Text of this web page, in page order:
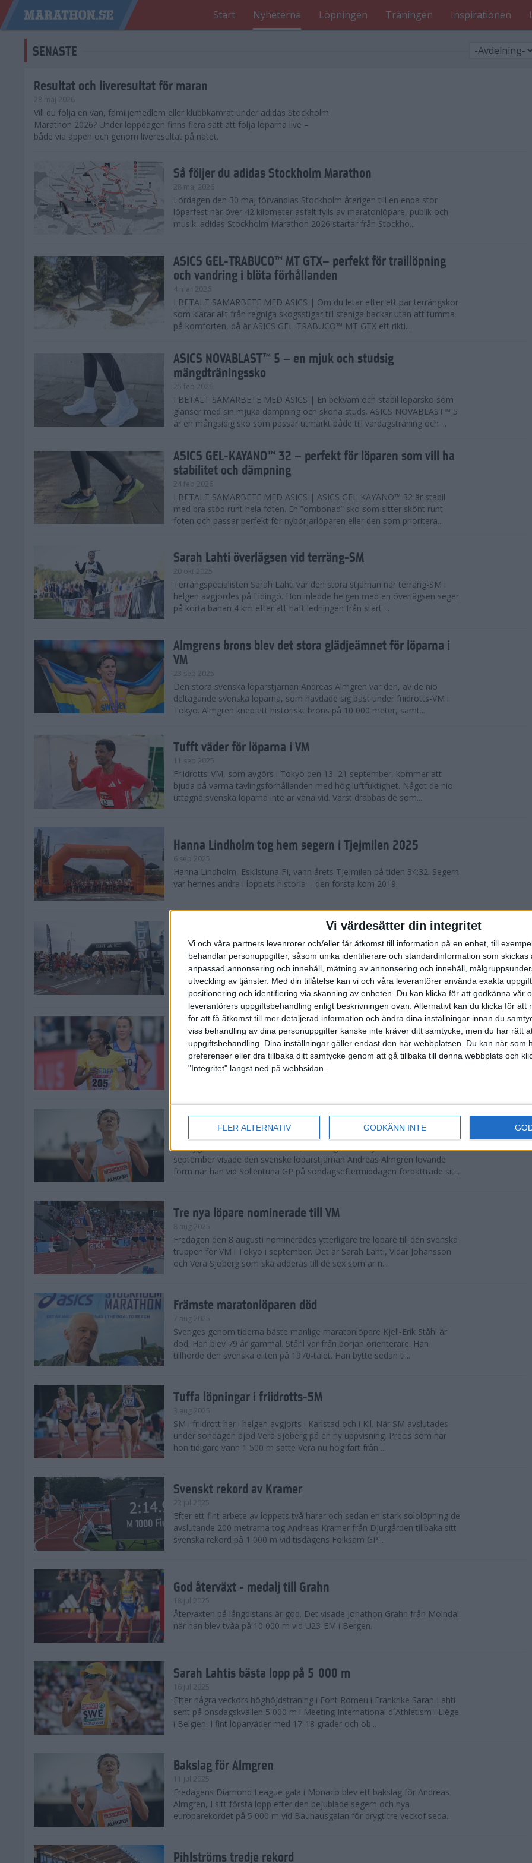
Vi värdesätter din integritet
Vi och våra partners levenrorer och/eller får åtkomst till information på en enhet, till
behandlar personuppgifter, såsom unika identifierare och standardinformation som skickas
anpassad annonsering och innehåll, mätning av annonsering och innehåll,
utveckling av tjänster. Med din tillåtelse kan vi och våra leverantörer använda exakta
positionering och identifiering via skanning av enheten. Du kan klicka för att godkänna vår
leverantörers uppgiftsbehandling enligt beskrivningen ovan. Alternativt kan du klicka för att
för att få åtkomst till mer detaljerad information och ändra dina inställningar innan du
viss behandling av dina personuppgifter kanske inte kräver ditt samtycke, men du har rätt
uppgiftsbehandling. Dina inställningar gäller endast den här webbplatsen. Du kan när som
preferenser eller dra tillbaka ditt samtycke genom att gå tillbaka till denna webbplats och
"Integritet" längst ned på webbsidan.
FLER ALTERNATIV GODKÄNN INTE
Start Nyheterna Löpningen Träningen Inspirationen
SENASTE
Resultat och liveresultat för maran
28 maj 2026
​Vill du följa en vän, familjemedlem eller klubbkamrat under adidas Stockholm
Marathon 2026? Under loppdagen finns flera sätt att följa löparna live –
både via appen och genom liveresultat på nätet.
Så följer du adidas Stockholm Marathon
28 maj 2026
Lördagen den 30 maj förvandlas Stockholm återigen till en enda stor
löparfest när över 42 kilometer asfalt fylls av maratonlöpare, publik och
musik. adidas Stockholm Marathon 2026 startar från Stockho...
ASICS GEL-TRABUCO™ MT GTX– perfekt för traillöpning
och vandring i blöta förhållanden
4 mar 2026
I BETALT SAMARBETE MED ASICS | Om du letar efter ett par terrängskor
som klarar allt från regniga skogsstigar till steniga backar utan att tumma
på komforten, då är ASICS GEL-TRABUCO™ MT GTX ett rikti...
ASICS NOVABLAST™ 5 – en mjuk och studsig
mängdträningssko
25 feb 2026
I BETALT SAMARBETE MED ASICS | En bekväm och stabil löparsko som
glänser med sin mjuka dämpning och sköna studs. ASICS NOVABLAST™ 5
är en mångsidig sko som passar utmärkt både till vardagsträning och ...
ASICS GEL-KAYANO™ 32 – perfekt för löparen som vill ha
stabilitet och dämpning
24 feb 2026
I BETALT SAMARBETE MED ASICS | ASICS GEL-KAYANO™ 32 är stabil
med bra stöd runt hela foten. En ”ombonad” sko som sitter skönt runt
foten och passar perfekt för nybörjarlöparen eller den som prioritera...
Sarah Lahti överlägsen vid terräng-SM
20 okt 2025
Terrängspecialisten Sarah Lahti var den stora stjärnan när terräng-SM i
helgen avgjordes på Lidingö. Hon inledde helgen med en överlägsen seger
på korta banan 4 km efter att haft ledningen från start ...
Almgrens brons blev det stora glädjeämnet för löparna i
VM
23 sep 2025
Den stora svenska löparstjärnan Andreas Almgren var den, av de nio
deltagande svenska löparna, som hävdade sig bäst under friidrotts-VM i
Tokyo. Almgren knep ett historiskt brons på 10 000 meter, samt...
Tufft väder för löparna i VM
11 sep 2025
Friidrotts-VM, som avgörs i Tokyo den 13–21 september, kommer att
bjuda på varma tävlingsförhållanden med hög luftfuktighet. Något de nio
uttagna svenska löparna inte är vana vid. Värst drabbas de som...
Hanna Lindholm tog hem segern i Tjejmilen 2025
6 sep 2025
Hanna Lindholm, Eskilstuna FI, vann årets Tjejmilen på tiden 34:32. Segern
var hennes andra i loppets historia – den första kom 2019.
Snabbaste segertiden på 12 år i rekordstort adidas
Stockholm Halvmaraton
30 aug 2025
Ett slutsålt och rekordstort adidas Stockholm Halvmaraton avgjordes i
nästintill perfekt löparväder. 18 grader, mulet och väldigt lite vind. Totalt
var 19,866 löpare anmälda, varav 15,807 kom till sta...
Löparna viktiga när Sverige vann Finnkampen
26 aug 2025
Den hundrade upplagan av Finnkampen, världens äldsta och största
landskamp i friidrott, avgjordes inför fullsatta läktare på Stockholms
Svenskt rekord när Almgren testade VM-formen
En dryg månad före friidrotts-VM, som avgörs i Tokyo den 13-21
september visade den svenske löparstjärnan Andreas Almgren lovande
form när han vid Sollentuna GP på söndagseftermiddagen förbättrade sit...
Tre nya löpare nominerade till VM
8 aug 2025
Fredagen den 8 augusti nominerades ytterligare tre löpare till den svenska
truppen för VM i Tokyo i september. Det är Sarah Lahti, Vidar Johansson
och Vera Sjöberg som ska adderas till de sex som är n...
Främste maratonlöparen död
7 aug 2025
Sveriges genom tiderna bäste manlige maratonlöpare Kjell-Erik Ståhl är
död. Han blev 79 år gammal. Ståhl var från början orienterare. Han
tillhörde den svenska eliten på 1970-talet. Han bytte sedan ti...
Tuffa löpningar i friidrotts-SM
3 aug 2025
SM i friidrott har i helgen avgjorts i Karlstad och i Kil. När SM avslutades
under söndagen bjöd Vera Sjöberg på en ny uppvisning. Precis som när
hon tidigare vann 1 500 m satte Vera nu hög fart från ...
Svenskt rekord av Kramer
22 jul 2025
Efter ett fint arbete av loppets två harar och sedan en stark sololöpning de
avslutande 200 metrarna tog Andreas Kramer från Djurgården tillbaka sitt
svenska rekord på 1 000 m vid tisdagens Folksam GP...
God återväxt - medalj till Grahn
18 jul 2025
Återväxten på långdistans är god. Det visade Jonathon Grahn från Mölndal
när han blev tvåa på 10 000 m vid U23-EM i Bergen.
Sarah Lahtis bästa lopp på 5 000 m
16 jul 2025
Efter några veckors höghöjdsträning i Font Romeu i Frankrike Sarah Lahti
sent på onsdagskvällen 5 000 m i Meeting International d´Athletism i Liège
i Belgien. I fint löparväder med 17-18 grader och ob...
Bakslag för Almgren
11 jul 2025
Fredagens Diamond League gala i Monaco blev ett bakslag för Andreas
Almgren, I sitt första lopp efter den bejublade segern och nya
europarekordet på 5 000 m vid Bauhausgalan för drygt tre veckof seda...
Pihlströms tredje rekord